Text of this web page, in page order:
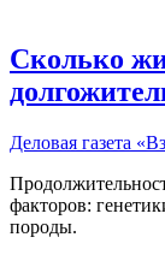
Сколько
Деловая газета
факторов:
породы.